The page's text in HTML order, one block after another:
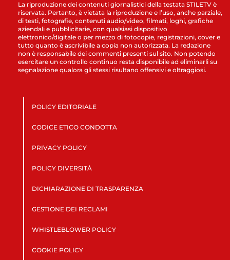
La riproduzione dei contenuti giornalistici della testata STILETV è
riservata. Pertanto, è vietata la riproduzione e l’uso, anche parziale,
di testi, fotografie, contenuti audio/video, filmati, loghi, grafiche
aziendali e pubblicitarie, con qualsiasi dispositivo
elettronico/digitale o per mezzo di fotocopie, registrazioni, cover e
tutto quanto è ascrivibile a copia non autorizzata. La redazione
non è responsabile dei commenti presenti sul sito. Non potendo
esercitare un controllo continuo resta disponibile ad eliminarli su
segnalazione qualora gli stessi risultano offensivi e oltraggiosi.
POLICY EDITORIALE
CODICE ETICO CONDOTTA
PRIVACY POLICY
POLICY DIVERSITÀ
DICHIARAZIONE DI TRASPARENZA
GESTIONE DEI RECLAMI
WHISTLEBLOWER POLICY
COOKIE POLICY